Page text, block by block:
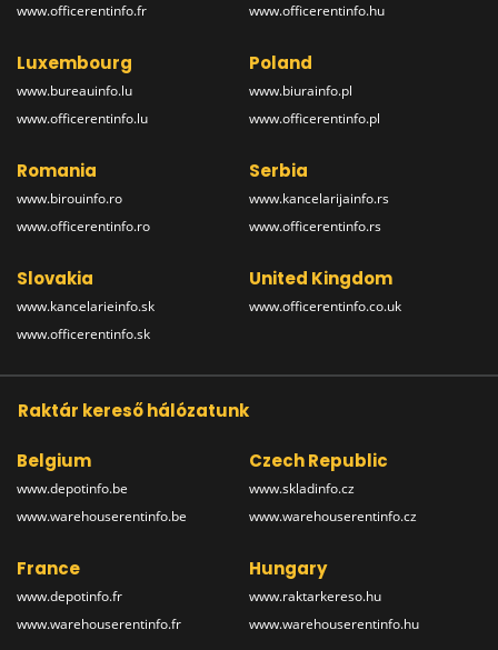
www.officerentinfo.fr
www.officerentinfo.hu
Luxembourg
www.bureauinfo.lu
www.officerentinfo.lu
Poland
www.biurainfo.pl
www.officerentinfo.pl
Romania
www.birouinfo.ro
www.officerentinfo.ro
Serbia
www.kancelarijainfo.rs
www.officerentinfo.rs
Slovakia
www.kancelarieinfo.sk
www.officerentinfo.sk
United Kingdom
www.officerentinfo.co.uk
Raktár kereső hálózatunk
Belgium
www.depotinfo.be
www.warehouserentinfo.be
Czech Republic
www.skladinfo.cz
www.warehouserentinfo.cz
France
www.depotinfo.fr
www.warehouserentinfo.fr
Hungary
www.raktarkereso.hu
www.warehouserentinfo.hu